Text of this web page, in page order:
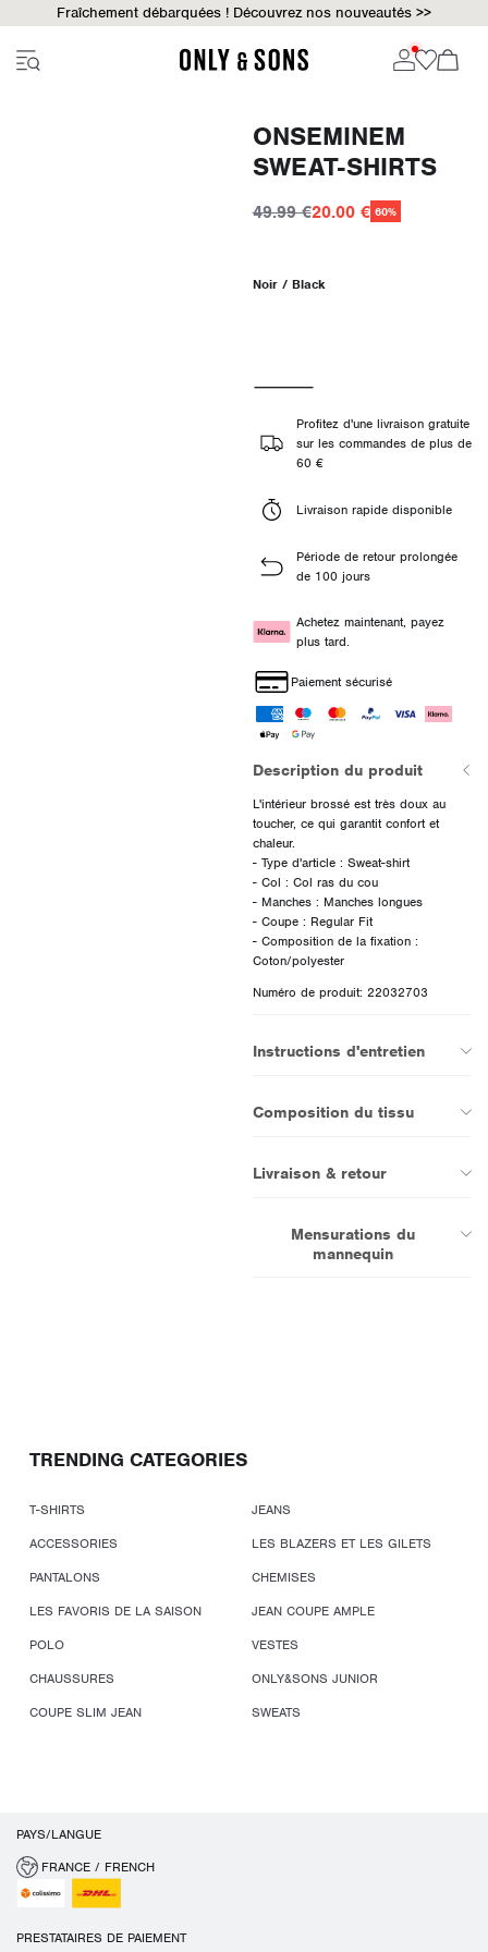
Fraîchement débarquées ! Découvrez nos nouveautés >>
ONSEMINEM
SWEAT-SHIRTS
49.99 €20.00 € 60%
Noir / Black
Profitez d'une livraison gratuite
sur les commandes de plus de
60 €
Livraison rapide disponible
Période de retour prolongée
de 100 jours
Achetez maintenant, payez
plus tard.
Paiement sécurisé
Description du produit
L'intérieur brossé est très doux au
toucher, ce qui garantit confort et
chaleur.
- Type d'article : Sweat-shirt
- Col : Col ras du cou
- Manches : Manches longues
- Coupe : Regular Fit
- Composition de la fixation :
Coton/polyester
Numéro de produit: 22032703
Instructions d'entretien
Composition du tissu
Livraison & retour
Mensurations du
mannequin
TRENDING CATEGORIES
T-SHIRTS
JEANS
ACCESSORIES
LES BLAZERS ET LES GILETS
PANTALONS
CHEMISES
LES FAVORIS DE LA SAISON
JEAN COUPE AMPLE
POLO
VESTES
CHAUSSURES
ONLY&SONS JUNIOR
COUPE SLIM JEAN
SWEATS
PAYS/LANGUE
FRANCE / FRENCH
PRESTATAIRES DE PAIEMENT